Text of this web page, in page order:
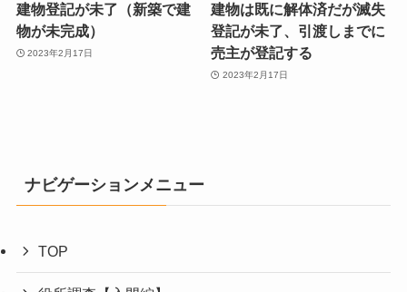
建物登記が未了（新築で建
物が未完成）
2023年2月17日
建物は既に解体済だが滅失
登記が未了、引渡しまでに
売主が登記する
2023年2月17日
ナビゲーションメニュー
TOP